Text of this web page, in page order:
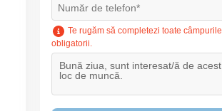
Te rugăm să completezi toate câmpurile
obligatorii.